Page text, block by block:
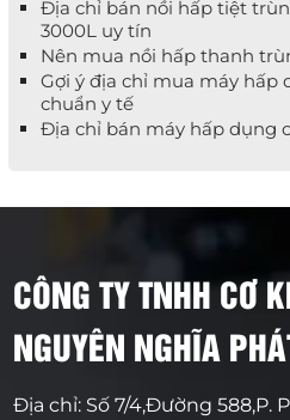
Địa chỉ bán nồi hấp tiệt
3000L uy tín
Nên mua nồi hấp thanh
Gợi ý địa chỉ mua máy hấp
chuẩn y tế
Địa chỉ bán máy hấp dụng
CÔNG TY TNHH CƠ
NGUYÊN NGHĨA
Địa chỉ: Số 7/4,Đường 588,P.